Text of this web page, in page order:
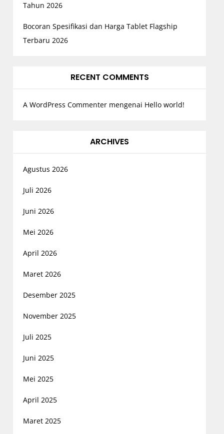
Tahun 2026
Bocoran Spesifikasi dan Harga Tablet Flagship
Terbaru 2026
RECENT COMMENTS
A WordPress Commentermengenai Hello world!
ARCHIVES
Agustus 2026
Juli 2026
Juni 2026
Mei 2026
April 2026
Maret 2026
Desember 2025
November 2025
Juli 2025
Juni 2025
Mei 2025
April 2025
Maret 2025